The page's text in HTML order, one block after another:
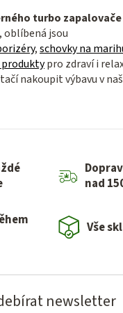
turbo zapalovače
, oblíbená jsou
,schovky na
pro zdraví i
nakoupit výbavu v
nad
Vše
newsletter